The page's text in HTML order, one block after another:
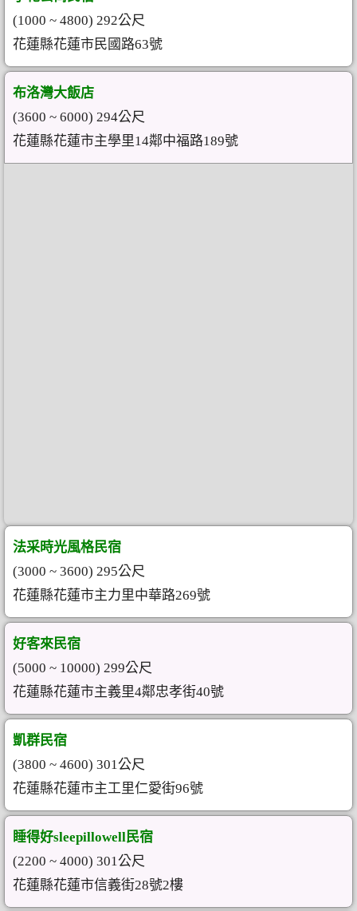
(1000 ~ 4800) 292公尺
花蓮縣花蓮市民國路63號
布洛灣大飯店
(3600 ~ 6000) 294公尺
花蓮縣花蓮市主學里14鄰中福路189號
法采時光風格民宿
(3000 ~ 3600) 295公尺
花蓮縣花蓮市主力里中華路269號
好客來民宿
(5000 ~ 10000) 299公尺
花蓮縣花蓮市主義里4鄰忠孝街40號
凱群民宿
(3800 ~ 4600) 301公尺
花蓮縣花蓮市主工里仁愛街96號
睡得好sleepillowell民宿
(2200 ~ 4000) 301公尺
花蓮縣花蓮市信義街28號2樓